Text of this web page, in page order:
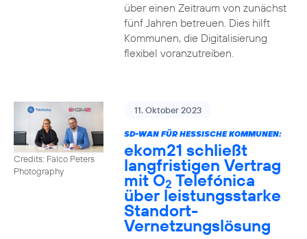
über einen Zeitraum von zunächst
fünf Jahren betreuen. Dies hilft
Kommunen, die Digitalisierung
flexibel voranzutreiben.
Credits: Falco Peters
Photography
11. Oktober 2023
SD-WAN FÜR HESSISCHE KOMMUNEN:
ekom21 schließt
langfristigen Vertrag
mit O2 Telefónica
über leistungsstarke
Standort-
Vernetzungslösung